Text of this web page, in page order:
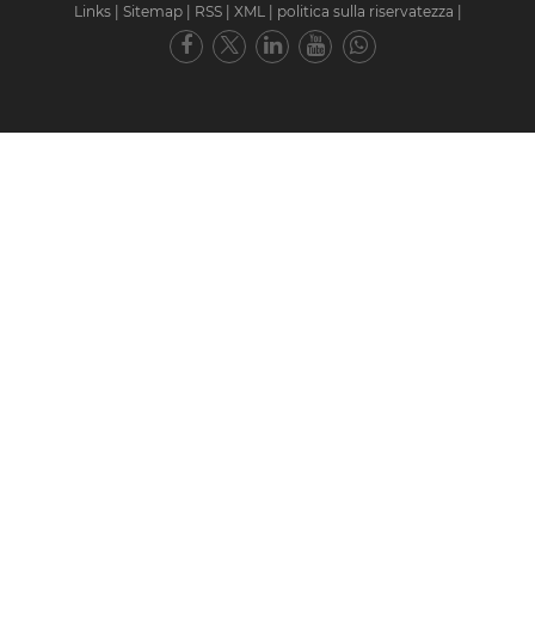
Links
Sitemap RSS XML politica sulla riservatezza